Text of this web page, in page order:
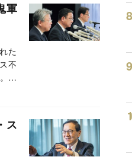
軍
た
不
近
さ
ス